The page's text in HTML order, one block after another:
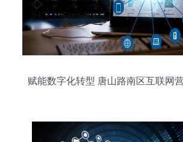
赋能数字化转型 唐山路南区互联网